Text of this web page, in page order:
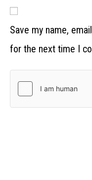
Save my name,
for the next time I